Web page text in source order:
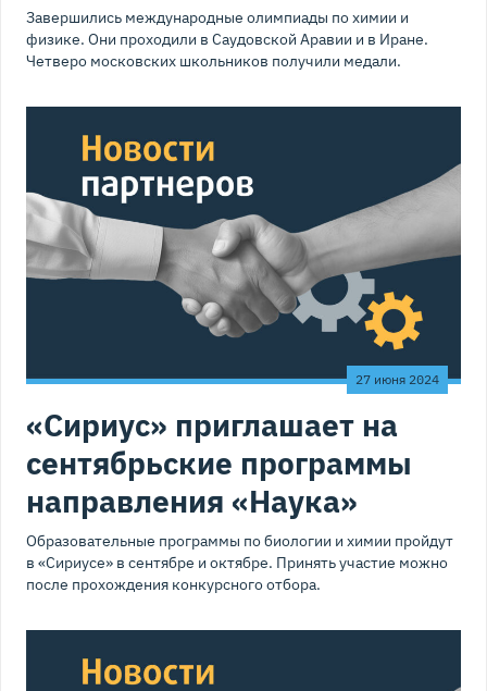
Завершились международные олимпиады по химии и
физике. Они проходили в Саудовской Аравии и в Иране.
Четверо московских школьников получили медали.
27 июня 2024
«Сириус» приглашает на
сентябрьские программы
направления «Наука»
Образовательные программы по биологии и химии пройдут
в «Сириусе» в сентябре и октябре. Принять участие можно
после прохождения конкурсного отбора.